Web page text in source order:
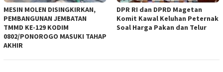
MESIN MOLEN DISINGKIRKAN,
PEMBANGUNAN JEMBATAN
TMMD KE-129 KODIM
0802/PONOROGO MASUKI TAHAP
AKHIR
DPR RI dan DPRD Magetan
Komit Kawal Keluhan Peternak
Soal Harga Pakan dan Telur